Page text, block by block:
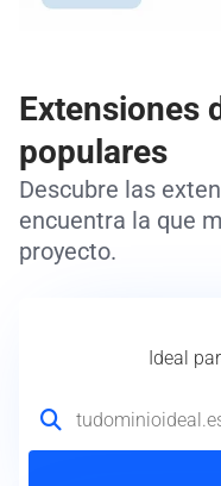
Extensiones
populares
Descubre las
encuentra la que
proyecto.
Ideal